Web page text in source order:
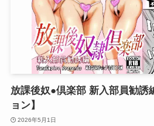
放課後奴●倶楽部 新入部員勧
ョン】
2026年5月1日